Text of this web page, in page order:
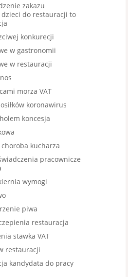
zakazu
do restauracji to
konkurecji
w gastronomii
w restauracji
morza VAT
koronawirus
koncesja
choroba kucharza
pracownicze
wymogi
piwa
restauracja
stawka VAT
restauracji
kandydata do pracy